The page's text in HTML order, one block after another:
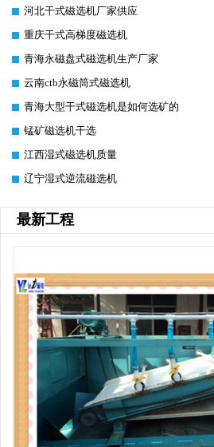
河北干式磁选机厂家供应
重庆干式高梯度磁选机
青海永磁盘式磁选机生产厂家
云南ctb永磁筒式磁选机
青海大型干式磁选机是如何选矿的
锰矿磁选机干选
江西湿式磁选机质量
辽宁湿式逆流磁选机
最新工程